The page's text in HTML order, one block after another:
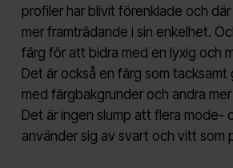
profiler har blivit förenklade och
mer framträdande i sin enkelhet.
färg för att bidra med en lyxig och
Det är också en färg som tacksamt
med färgbakgrunder och andra
Det är ingen slump att flera mode-
använder sig av svart och vitt som